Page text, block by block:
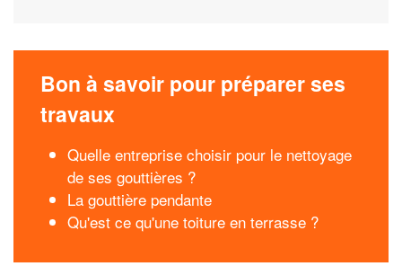
Bon à savoir pour préparer ses
travaux
Quelle entreprise choisir pour le nettoyage
de ses gouttières ?
La gouttière pendante
Qu'est ce qu'une toiture en terrasse ?